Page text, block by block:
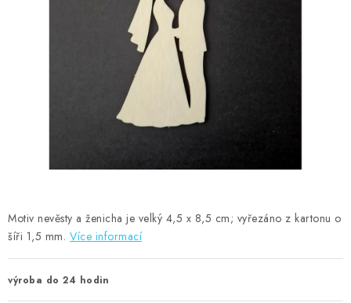
Moje objednávka
Oblíbené ♥️
Motiv nevěsty a ženicha je velký 4,5 x 8,5 cm; vyřezáno z kartonu o
šíři 1,5 mm. Více informací
výroba do 24 hodin